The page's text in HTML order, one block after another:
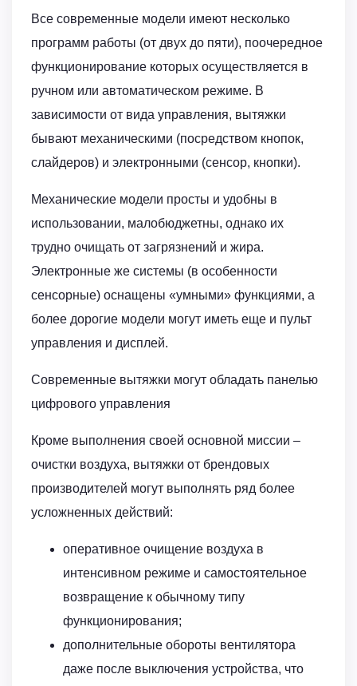
Все современные модели имеют несколько
программ работы (от двух до пяти), поочередное
функционирование которых осуществляется в
ручном или автоматическом режиме. В
зависимости от вида управления, вытяжки
бывают механическими (посредством кнопок,
слайдеров) и электронными (сенсор, кнопки).
Механические модели просты и удобны в
использовании, малобюджетны, однако их
трудно очищать от загрязнений и жира.
Электронные же системы (в особенности
сенсорные) оснащены «умными» функциями, а
более дорогие модели могут иметь еще и пульт
управления и дисплей.
Современные вытяжки могут обладать панелью
цифрового управления
Кроме выполнения своей основной миссии –
очистки воздуха, вытяжки от брендовых
производителей могут выполнять ряд более
усложненных действий:
оперативное очищение воздуха в
интенсивном режиме и самостоятельное
возвращение к обычному типу
функционирования;
дополнительные обороты вентилятора
даже после выключения устройства, что